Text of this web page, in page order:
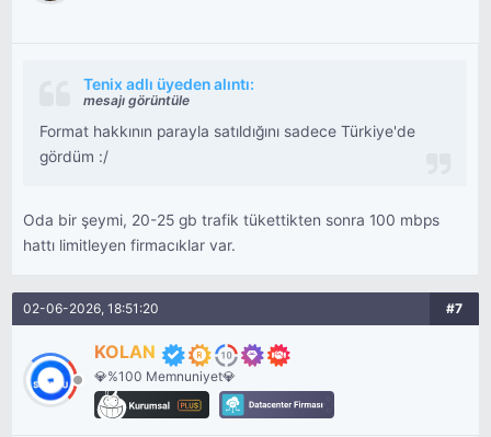
Tenix adlı üyeden alıntı:
mesajı görüntüle
Format hakkının parayla satıldığını sadece Türkiye'de
gördüm :/
Oda bir şeymi, 20-25 gb trafik tükettikten sonra 100 mbps
hattı limitleyen firmacıklar var.
02-06-2026, 18:51:20 #7
KOLAN
💎%100 Memnuniyet💎